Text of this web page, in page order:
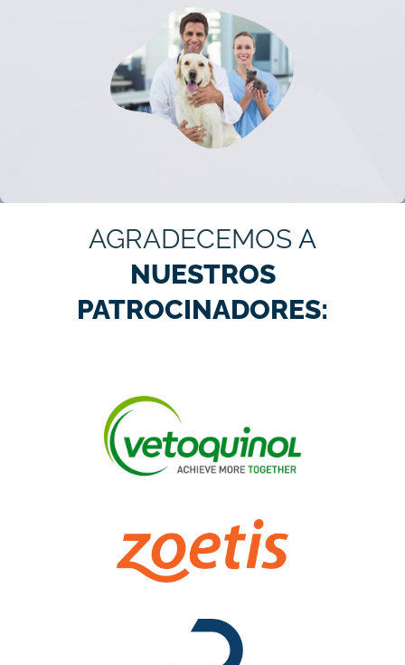
AGRADECEMOS A
NUESTROS
PATROCINADORES: